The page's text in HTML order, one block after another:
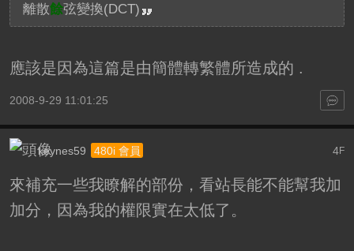
離散餘弦變換(DCT)
應該是因為這篇是由簡體轉繁體所造成的 .
2008-9-29 11:01:25
4F
keynes59 480i 會員
來補充一些我瞭解的部份，看站長能不能幫我加
加分，因為我的權限實在太低了。